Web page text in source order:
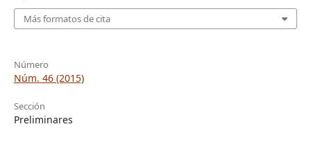
Más formatos de cita
Número
Núm. 46 (2015)
Sección
Preliminares